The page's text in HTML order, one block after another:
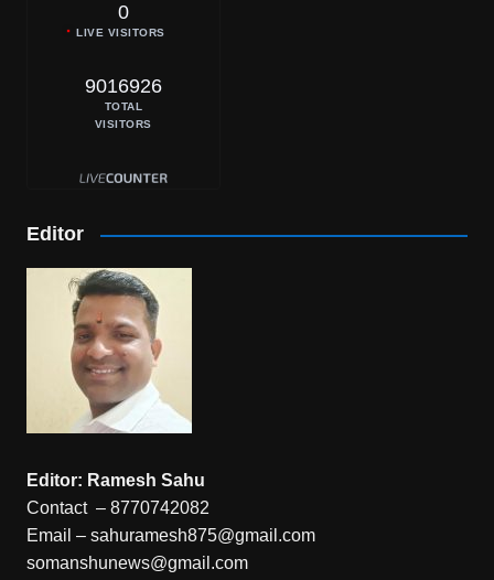
0
LIVE VISITORS
9016926
TOTAL
VISITORS
Editor
Editor: Ramesh Sahu
Contact – 8770742082
Email – sahuramesh875@gmail.com
somanshunews@gmail.com